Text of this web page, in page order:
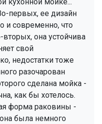
первых, ее дизайн
и современно, что
она устойчива
свой
недостатки тоже
разочарован
сделана мойка -
как бы хотелось.
форма раковины -
была немного